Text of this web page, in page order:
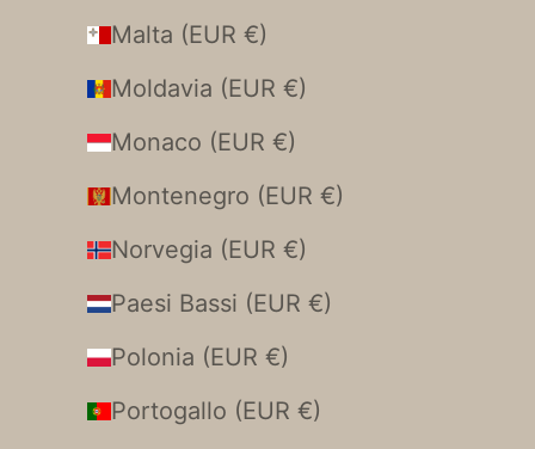
Malta (EUR €)
Moldavia (EUR €)
Monaco (EUR €)
Montenegro (EUR €)
Norvegia (EUR €)
Paesi Bassi (EUR €)
Polonia (EUR €)
Portogallo (EUR €)